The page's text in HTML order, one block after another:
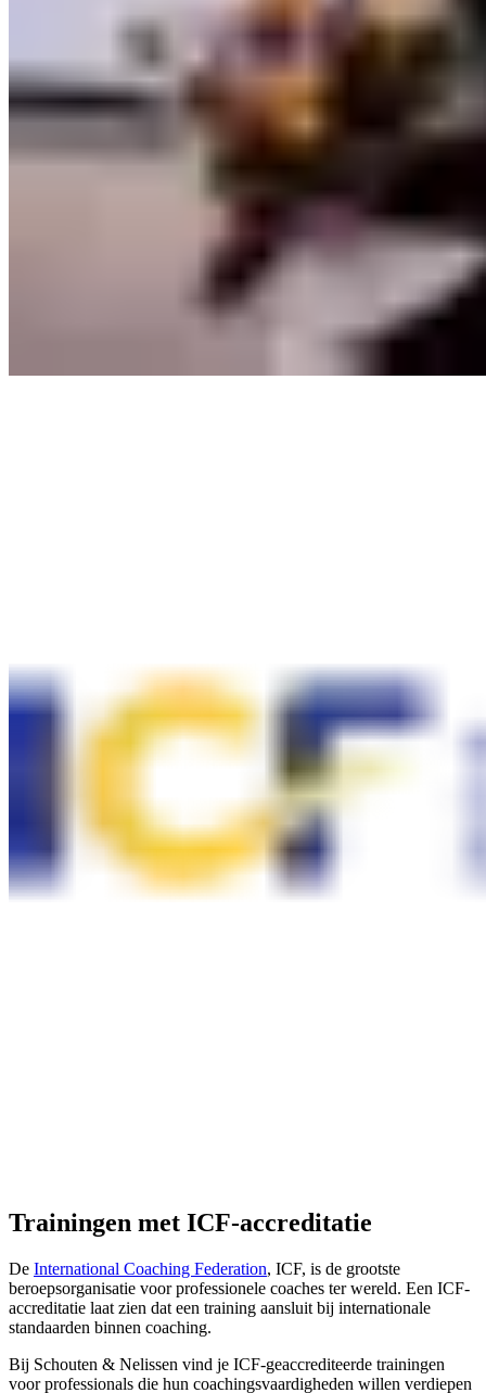
Trainingen met ICF-accreditatie
De International Coaching Federation, ICF, is de grootste
beroepsorganisatie voor professionele coaches ter wereld. Een ICF-
accreditatie laat zien dat een training aansluit bij internationale
standaarden binnen coaching.
Bij Schouten & Nelissen vind je ICF-geaccrediteerde trainingen
voor professionals die hun coachingsvaardigheden willen verdiepen